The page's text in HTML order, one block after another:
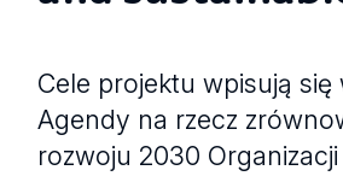
Cele projektu wpisują się
Agendy na rzecz
rozwoju 2030